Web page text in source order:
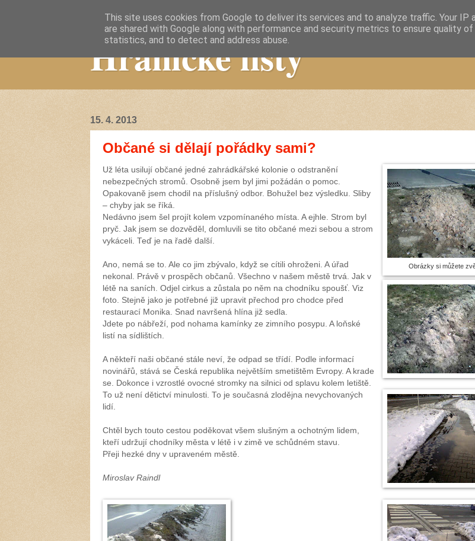
Hranické listy
15. 4. 2013
Občané si dělají pořádky sami?
Obrázky si můžete
Už léta usilují občané jedné zahrádkářské kolonie o odstranění
nebezpečných stromů. Osobně jsem byl jimi požádán o pomoc.
Opakovaně jsem chodil na příslušný odbor. Bohužel bez výsledku. Sliby
– chyby jak se říká.
Nedávno jsem šel projít kolem vzpomínaného místa. A ejhle. Strom byl
pryč. Jak jsem se dozvěděl, domluvili se tito občané mezi sebou a strom
vykáceli. Teď je na řadě další.
Ano, nemá se to. Ale co jim zbývalo, když se cítili ohroženi. A úřad
nekonal. Právě v prospěch občanů. Všechno v našem městě trvá. Jak v
létě na saních. Odjel cirkus a zůstala po něm na chodníku spoušť. Viz
foto. Stejně jako je potřebné již upravit přechod pro chodce před
restaurací Monika. Snad navršená hlína již sedla.
Jdete po nábřeží, pod nohama kamínky ze zimního posypu. A loňské
listí na sídlištích.
A někteří naši občané stále neví, že odpad se třídí. Podle informací
novinářů, stává se Česká republika největším smetištěm Evropy. A krade
se. Dokonce i vzrostlé ovocné stromky na silnici od splavu kolem letiště.
To už není dětictví minulosti. To je současná zlodějna nevychovaných
lidí.
Chtěl bych touto cestou poděkovat všem slušným a ochotným lidem,
kteří udržují chodníky města v létě i v zimě ve schůdném stavu.
Přeji hezké dny v upraveném městě.
Miroslav Raindl
This site uses cookies from Google to deliver its services and to analyze traffic. Your IP
are shared with Google along with performance and security metrics to ensure quality
statistics, and to detect and address abuse.